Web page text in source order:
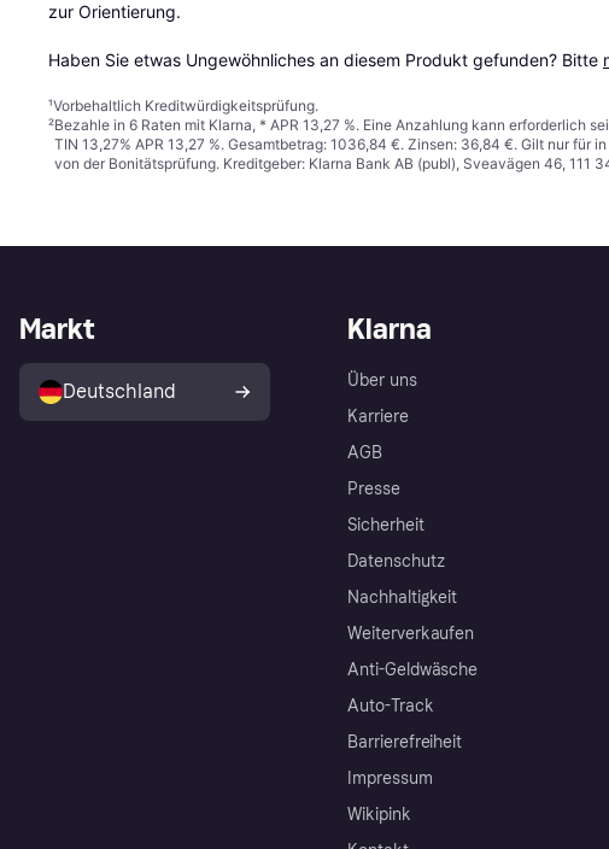
zur Orientierung.
Haben Sie etwas Ungewöhnliches an diesem Produkt gefunden? Bitte
¹Vorbehaltlich Kreditwürdigkeitsprüfung.
²Bezahle in 6 Raten mit Klarna, * APR 13,27 %. Eine Anzahlung kann erforderlich
TIN 13,27% APR 13,27 %. Gesamtbetrag: 1036,84 €. Zinsen: 36,84 €. Gilt nur
von der Bonitätsprüfung. Kreditgeber: Klarna Bank AB (publ), Sveavägen 46,
Klarna
Über uns
Karriere
AGB
Presse
Sicherheit
Datenschutz
Nachhaltigkeit
Weiterverkaufen
Anti-Geldwäsche
Auto-Track
Barrierefreiheit
Impressum
Wikipink
Markt
Deutschland